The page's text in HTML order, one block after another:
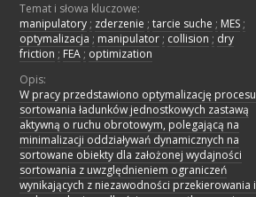
Temat i słowa kluczowe:
manipulatory ; zderzenie ; tarcie suche ; MES ;
optymalizacja ; manipulator ; collision ; dry
friction ; FEA ; optimization
Opis:
W pracy przedstawiono optymalizację procesu
sortowania ładunków jednostkowych zastawą
aktywną o ruchu obrotowym, polegającą na
minimalizacji oddziaływań dynamicznych na
sortowane obiekty dla założonej wydajności
sortowania z uwzględnieniem ograniczeń
wynikających z niezawodności przekierowania i